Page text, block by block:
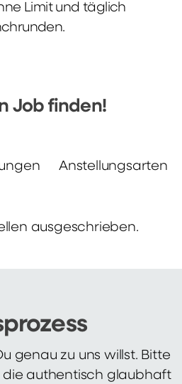
Limit und täglich
Job finden!
Anstellungsarten
ausgeschrieben.
genau zu uns willst. Bitte
die authentisch glaubhaft